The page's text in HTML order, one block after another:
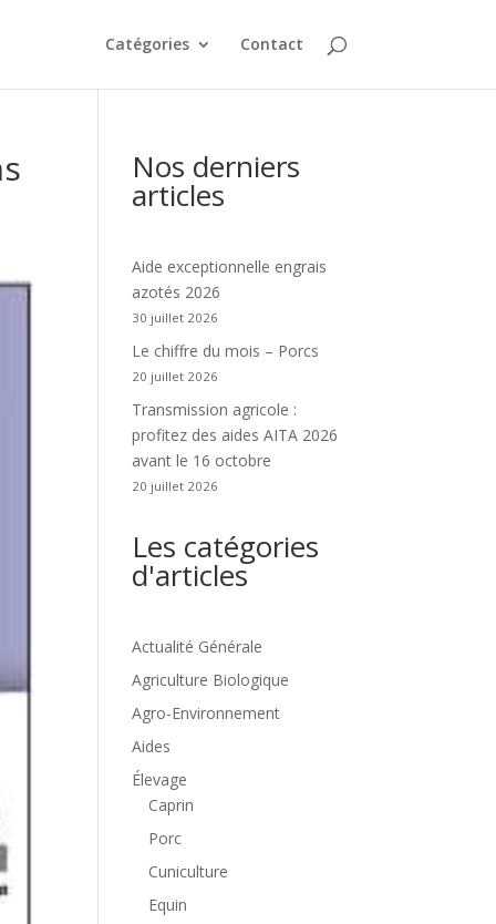
Catégories Contact
Nos derniers
articles
Aide exceptionnelle engrais
azotés 2026
30 juillet 2026
Le chiffre du mois – Porcs
20 juillet 2026
Transmission agricole :
profitez des aides AITA 2026
avant le 16 octobre
20 juillet 2026
Les catégories
d'articles
Actualité Générale
Agriculture Biologique
Agro-Environnement
Aides
Élevage
Caprin
Porc
Cuniculture
Equin